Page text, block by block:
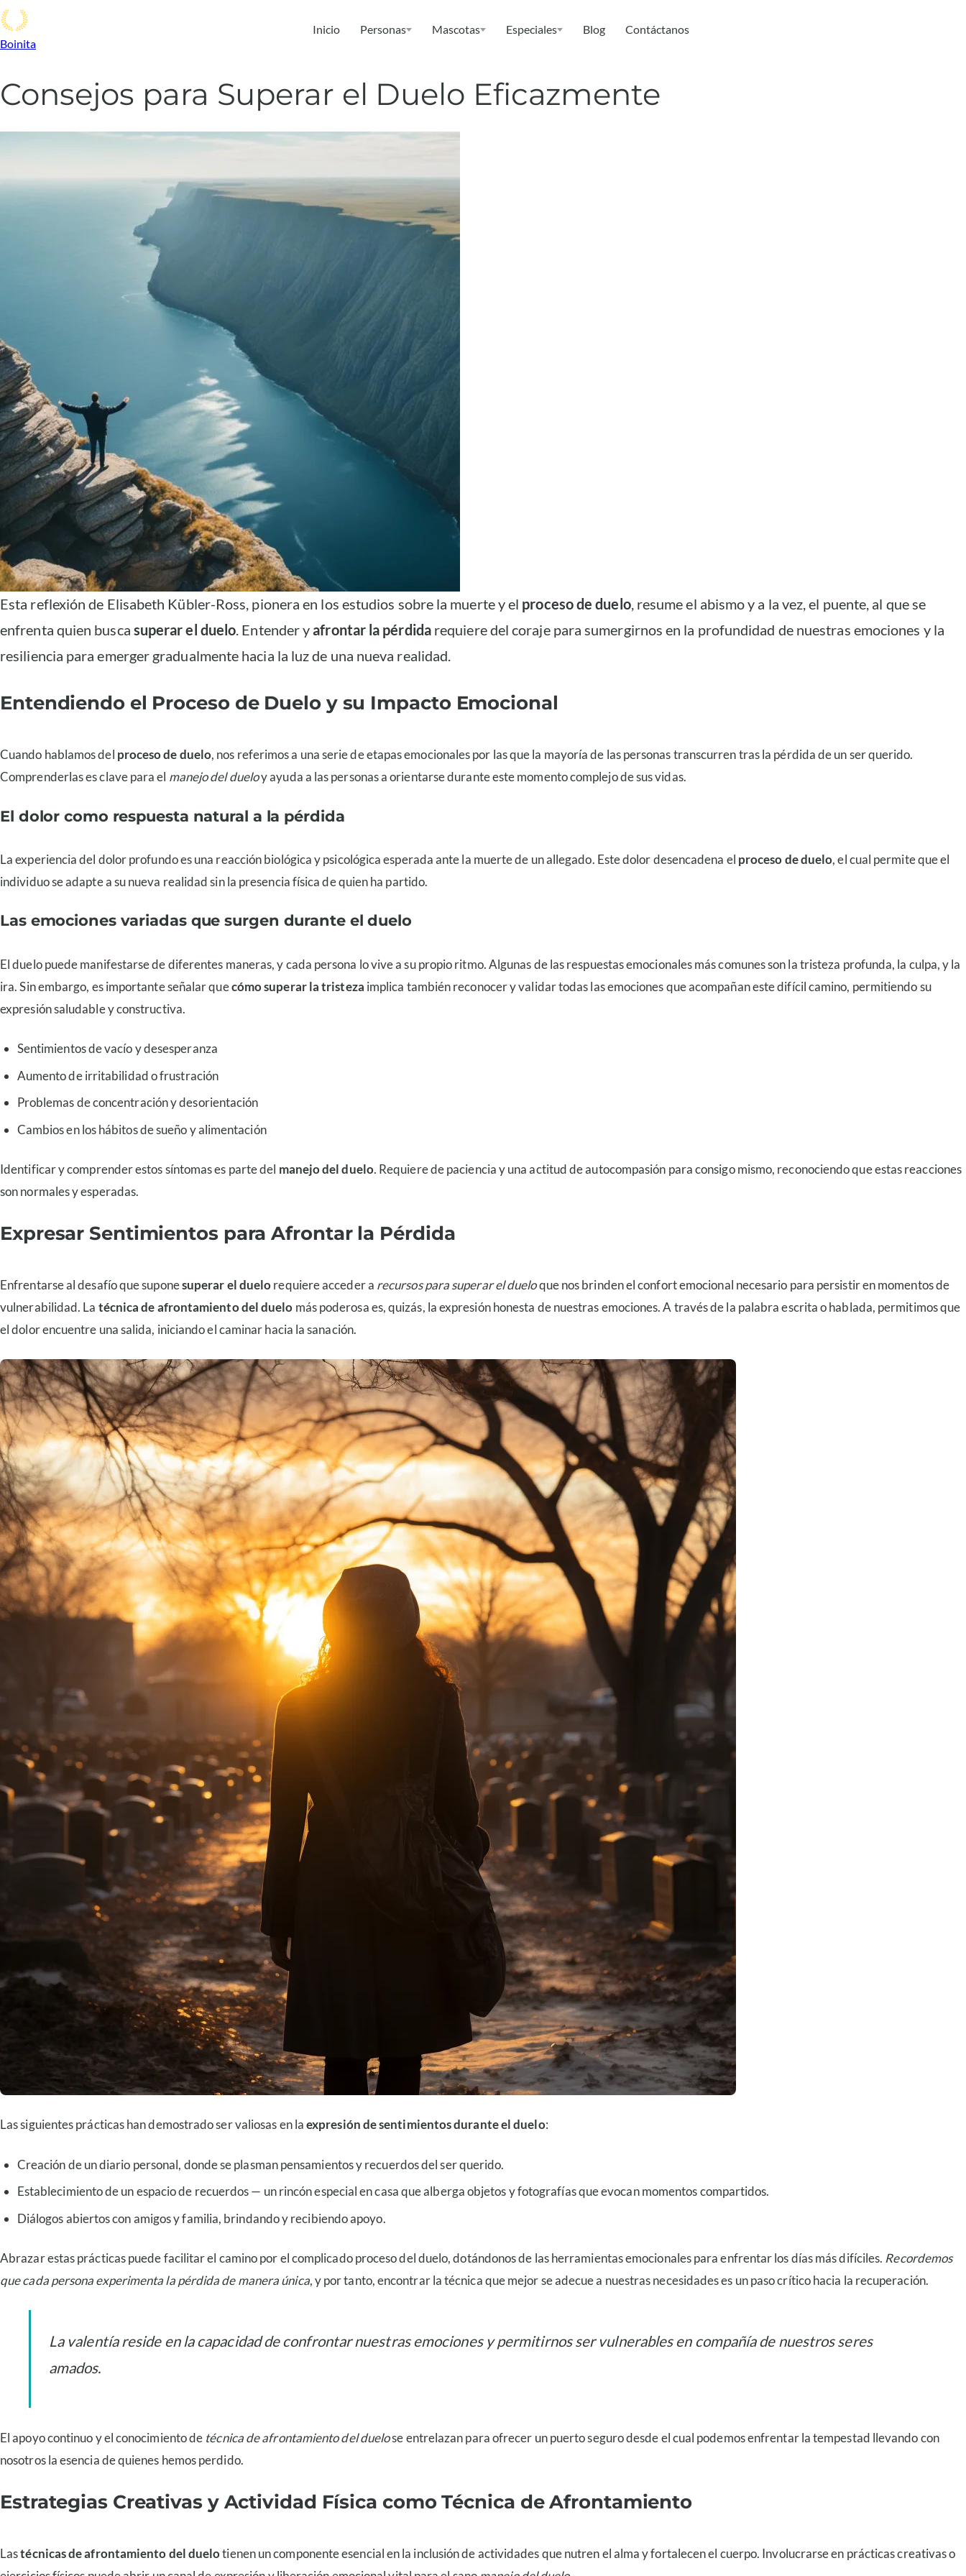
Boinita
Inicio Personas Mascotas Especiales Blog Contáctanos
Consejos para Superar el Duelo Eficazmente
Esta reflexión de Elisabeth Kübler-Ross, pionera en los estudios sobre la muerte y el proceso de duelo, resume el abismo y a la vez, el puente, al que se
enfrenta quien busca superar el duelo. Entender yafrontar la pérdidarequiere del coraje para sumergirnos en la profundidad de nuestras emociones y la
resiliencia para emerger gradualmente hacia la luz de una nueva realidad.
Entendiendo el Proceso de Duelo y su Impacto Emocional
Cuando hablamos del proceso de duelo, nos referimos a una serie de etapas emocionales por las que la mayoría de las personas transcurren tras la pérdida de un ser querido.
Comprenderlas es clave para el manejo del dueloy ayuda a las personas a orientarse durante este momento complejo de sus vidas.
El dolor como respuesta natural a la pérdida
La experiencia del dolor profundo es una reacción biológica y psicológica esperada ante la muerte de un allegado. Este dolor desencadena el proceso de duelo, el cual permite que el
individuo se adapte a su nueva realidad sin la presencia física de quien ha partido.
Las emociones variadas que surgen durante el duelo
El duelo puede manifestarse de diferentes maneras, y cada persona lo vive a su propio ritmo. Algunas de las respuestas emocionales más comunes son la tristeza profunda, la culpa, y la
ira. Sin embargo, es importante señalar quecómo superar la tristeza implica también reconocer y validar todas las emociones que acompañan este difícil camino, permitiendo su
expresión saludable y constructiva.
Sentimientos de vacío y desesperanza
Aumento de irritabilidad o frustración
Problemas de concentración y desorientación
Cambios en los hábitos de sueño y alimentación
Identificar y comprender estos síntomas es parte del manejo del duelo. Requiere de paciencia y una actitud de autocompasión para consigo mismo, reconociendo que estas reacciones
son normales y esperadas.
Expresar Sentimientos para Afrontar la Pérdida
Enfrentarse al desafío que suponesuperar el duelorequiere acceder a recursos para superar el dueloque nos brinden el confort emocional necesario para persistir en momentos de
vulnerabilidad. La técnica de afrontamiento del duelo más poderosa es, quizás, la expresión honesta de nuestras emociones. A través de la palabra escrita o hablada, permitimos que
el dolor encuentre una salida, iniciando el caminar hacia la sanación.
Las siguientes prácticas han demostrado ser valiosas en laexpresión de sentimientos durante el duelo:
Creación de un diario personal, donde se plasman pensamientos y recuerdos del ser querido.
Establecimiento de un espacio de recuerdos — un rincón especial en casa que alberga objetos y fotografías que evocan momentos compartidos.
Diálogos abiertos con amigos y familia, brindando y recibiendo apoyo.
Abrazar estas prácticas puede facilitar el camino por el complicado proceso del duelo, dotándonos de las herramientas emocionales para enfrentar los días más difíciles. Recordemos
que cada persona experimenta la pérdida de manera única, y por tanto, encontrar la técnica que mejor se adecue a nuestras necesidades es un paso crítico hacia la recuperación.
La valentía reside en la capacidad de confrontar nuestras emociones y permitirnos ser vulnerables en compañía de nuestros seres
amados.
El apoyo continuo y el conocimiento de técnica de afrontamiento del duelose entrelazan para ofrecer un puerto seguro desde el cual podemos enfrentar la tempestad llevando con
nosotros la esencia de quienes hemos perdido.
Estrategias Creativas y Actividad Física como Técnica de Afrontamiento
Lastécnicas de afrontamiento del duelotienen un componente esencial en la inclusión de actividades que nutren el alma y fortalecen el cuerpo. Involucrarse en prácticas creativas o